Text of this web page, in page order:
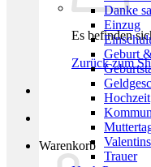
Es befinden
Zurück zum
Warenkorb
Danke
Einzug
Geburt
Hochzeit
Trauer